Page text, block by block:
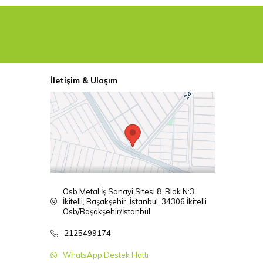
ederken, kullanıcı deneyimini artırır.
görünüm kazandırırken ürünlerinizin kalitesini ön plana
tüm ihtiyaçlarını karşılar.
İletişim & Ulaşım
Osb Metal İş Sanayi Sitesi 8. Blok N:3,
İkitelli, Başakşehir, İstanbul, 34306 İkitelli
Osb/Başakşehir/İstanbul
2125499174
WhatsApp Destek Hattı